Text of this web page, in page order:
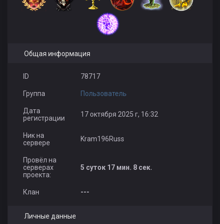
Общая информация
ID 78717
Группа Пользователь
Дата
регистрации
17 октября 2025 г, 16:32
Ник на
сервере
Kram196Russ
Провёл на
серверах
проекта:
5 суток 17 мин. 8 сек.
Клан ---
Личные данные